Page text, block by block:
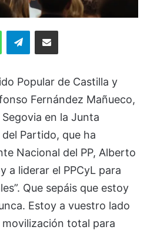
WhatsAppTelegramCompartir via Email
Popular de Castilla y
Fernández Mañueco,
en la Junta
Partido, que ha
Nacional del PP, Alberto
a liderar el PPCyL para
Que sepáis que estoy
Estoy a vuestro lado
total para